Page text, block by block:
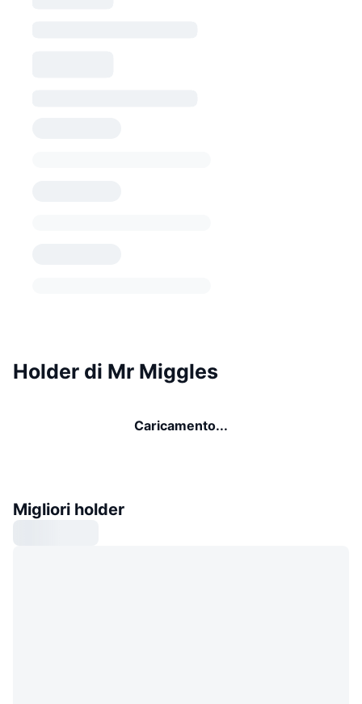
Holder di Mr Miggles
Caricamento...
Migliori holder